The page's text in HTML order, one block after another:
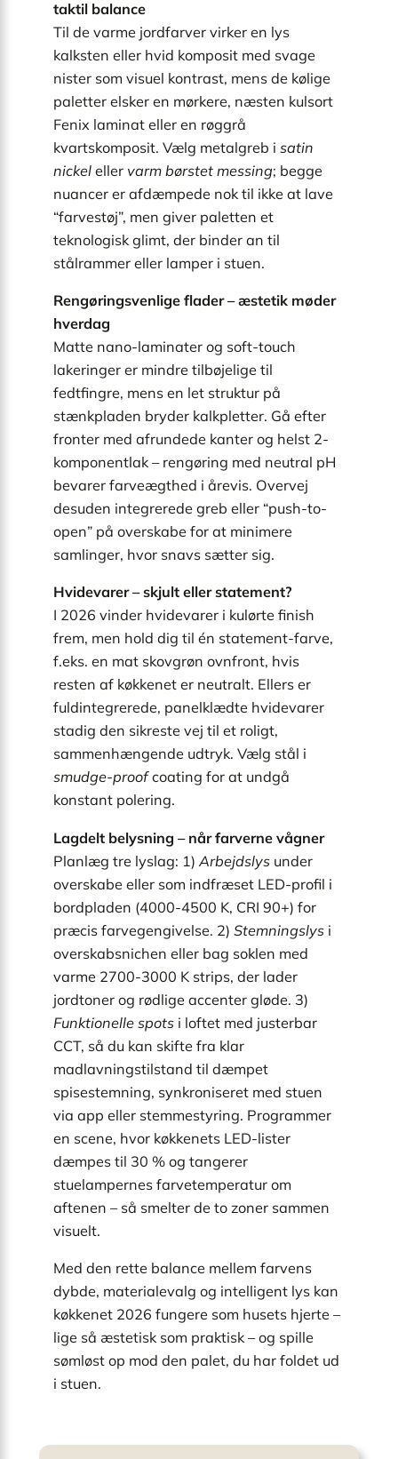
taktil balance
Til de varme jordfarver virker en lys
kalksten eller hvid komposit med svage
nister som visuel kontrast, mens de kølige
paletter elsker en mørkere, næsten kulsort
Fenix laminat eller en røggrå
kvartskomposit. Vælg metalgreb i satin
nickel eller varm børstet messing; begge
nuancer er afdæmpede nok til ikke at lave
“farve­støj”, men giver paletten et
teknologisk glimt, der binder an til
stålrammer eller lamper i stuen.
Rengøringsvenlige flader – æstetik møder
hverdag
Matte nano-laminater og soft-touch
lakeringer er mindre tilbøjelige til
fedtfingre, mens en let struktur på
stænkpladen bryder kalkpletter. Gå efter
fronter med afrundede kanter og helst 2-
komponentlak – rengøring med neutral pH
bevarer farveægthed i årevis. Overvej
desuden integrerede greb eller “push-to-
open” på overskabe for at minimere
samlinger, hvor snavs sætter sig.
Hvidevarer – skjult eller statement?
I 2026 vinder hvidevarer i kulørte finish
frem, men hold dig til én statement-farve,
f.eks. en mat skovgrøn ovnfront, hvis
resten af køkkenet er neutralt. Ellers er
fuldintegrerede, panelklædte hvidevarer
stadig den sikreste vej til et roligt,
sammenhængende udtryk. Vælg stål i
smudge-proofcoating for at undgå
konstant polering.
Lagdelt belysning – når farverne vågner
Planlæg tre lyslag: 1) Arbejdslys under
overskabe eller som indfræset LED-profil i
bordpladen (4000-4500 K, CRI 90+) for
præcis farvegengivelse. 2) Stemningslys i
overskabsnichen eller bag soklen med
varme 2700-3000 K strips, der lader
jordtoner og rødlige accenter gløde. 3)
Funktionelle spots i loftet med justerbar
CCT, så du kan skifte fra klar
madlavningstilstand til dæmpet
spisestemning, synkroniseret med stuen
via app eller stemmestyring. Programmer
en scene, hvor køkkenets LED-lister
dæmpes til 30 % og tangerer
stuelampernes farvetemperatur om
aftenen – så smelter de to zoner sammen
visuelt.
Med den rette balance mellem farvens
dybde, materiale­valg og intelligent lys kan
køkkenet 2026 fungere som husets hjerte –
lige så æstetisk som praktisk – og spille
sømløst op mod den palet, du har foldet ud
i stuen.